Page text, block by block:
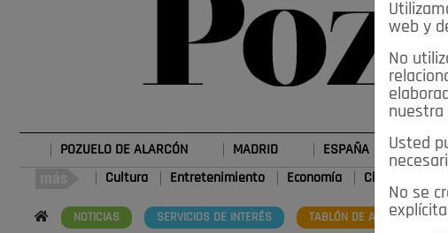
POZUELO DE ALARCÓN MADRID ESPAÑA
Cultura Entretenimiento Economía
NOTICIAS SERVICIOS DE INTERÉS TABLÓN DE ANUNCIOS
web y
No
nuestra
Usted
No se